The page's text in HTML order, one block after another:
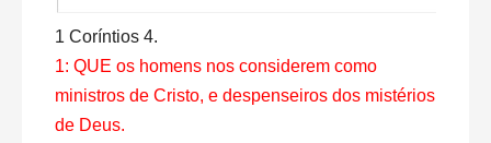
1 Coríntios 4.
1: QUE os homens nos considerem como
ministros de Cristo, e despenseiros dos mistérios
de Deus.